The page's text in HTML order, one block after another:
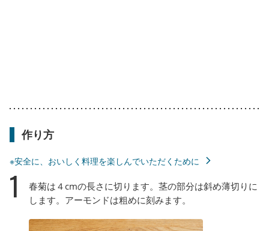
作り方
※安全に、おいしく料理を楽しんでいただくために
1
春菊は４cmの長さに切ります。茎の部分は斜め薄切りに
します。アーモンドは粗めに刻みます。